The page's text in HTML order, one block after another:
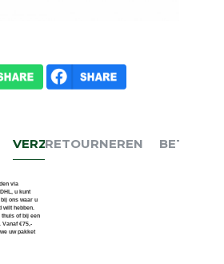
VERZENDEN
via
u kunt
ons waar u
wilt hebben.
thuis of bij een
Vanaf €75,-
uw pakket
RETOURNEREN BETALEN